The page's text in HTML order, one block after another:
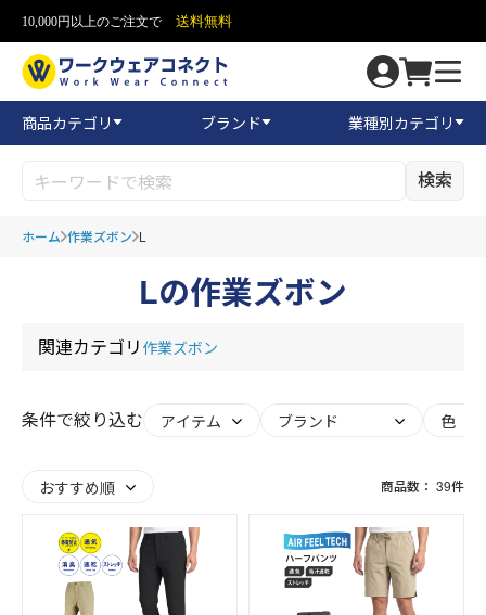
10,000円以上のご注文で 送料無料
商品カテゴリ ブランド 業種別カテゴリ
検索
ホーム 作業ズボン L
Lの作業ズボン
関連カテゴリ 作業ズボン
条件で絞り込む
商品数： 39件